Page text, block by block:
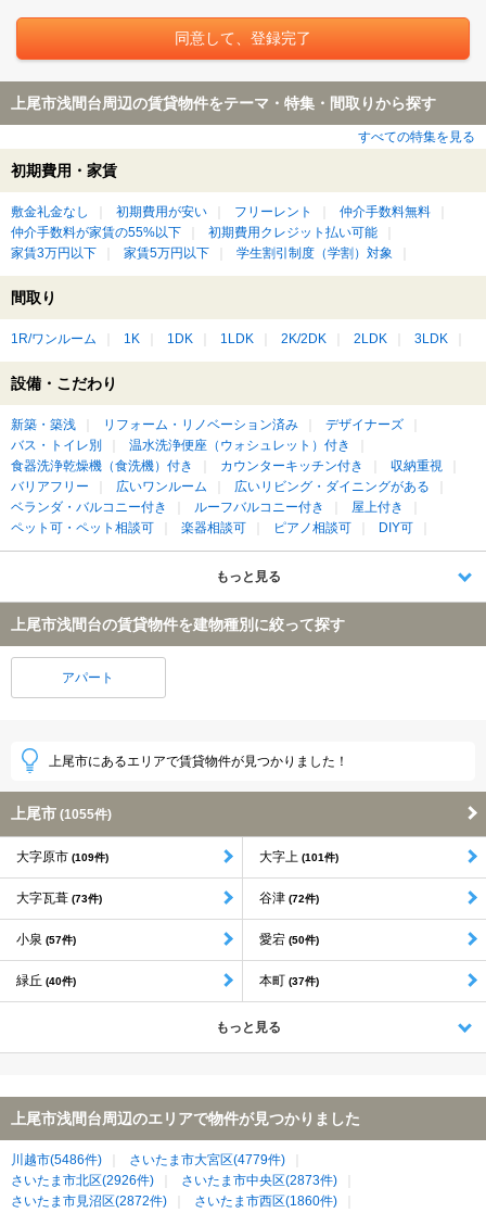
上尾市浅間台周辺の賃貸物件をテーマ・特集・間取りから探す
すべての特集を見る
初期費用・家賃
敷金礼金なし 初期費用が安い フリーレント
仲介手数料無料
仲介手数料が家賃の55%以下
初期費用クレジット払い可能
家賃3万円以下
家賃5万円以下 学生割引制度（学割）対象
間取り
1R/ワンルーム 1K 1DK 1LDK 2K/2DK 2LDK 3LDK
設備・こだわり
新築・築浅 リフォーム・リノベーション済み
デザイナーズ
バス・トイレ別
温水洗浄便座（ウォシュレット）付き
食器洗浄乾燥機（食洗機）付き
カウンターキッチン付き
収納重視
バリアフリー
広いワンルーム
広いリビング・ダイニングがある
ベランダ・バルコニー付き
ルーフバルコニー付き
屋上付き
ペット可・ペット相談可
楽器相談可 ピアノ相談可 DIY可
もっと見る
上尾市浅間台の賃貸物件を建物種別に絞って探す
アパート
上尾市にあるエリアで賃貸物件が見つかりました！
上尾市 (1055件)
大字原市 (109件) 大字上 (101件)
大字瓦葺 (73件) 谷津 (72件)
小泉 (57件) 愛宕 (50件)
緑丘 (40件) 本町 (37件)
もっと見る
上尾市浅間台周辺のエリアで物件が見つかりました
川越市(5486件)
さいたま市大宮区(4779件)
さいたま市北区(2926件)
さいたま市中央区(2873件)
さいたま市見沼区(2872件)
さいたま市西区(1860件)